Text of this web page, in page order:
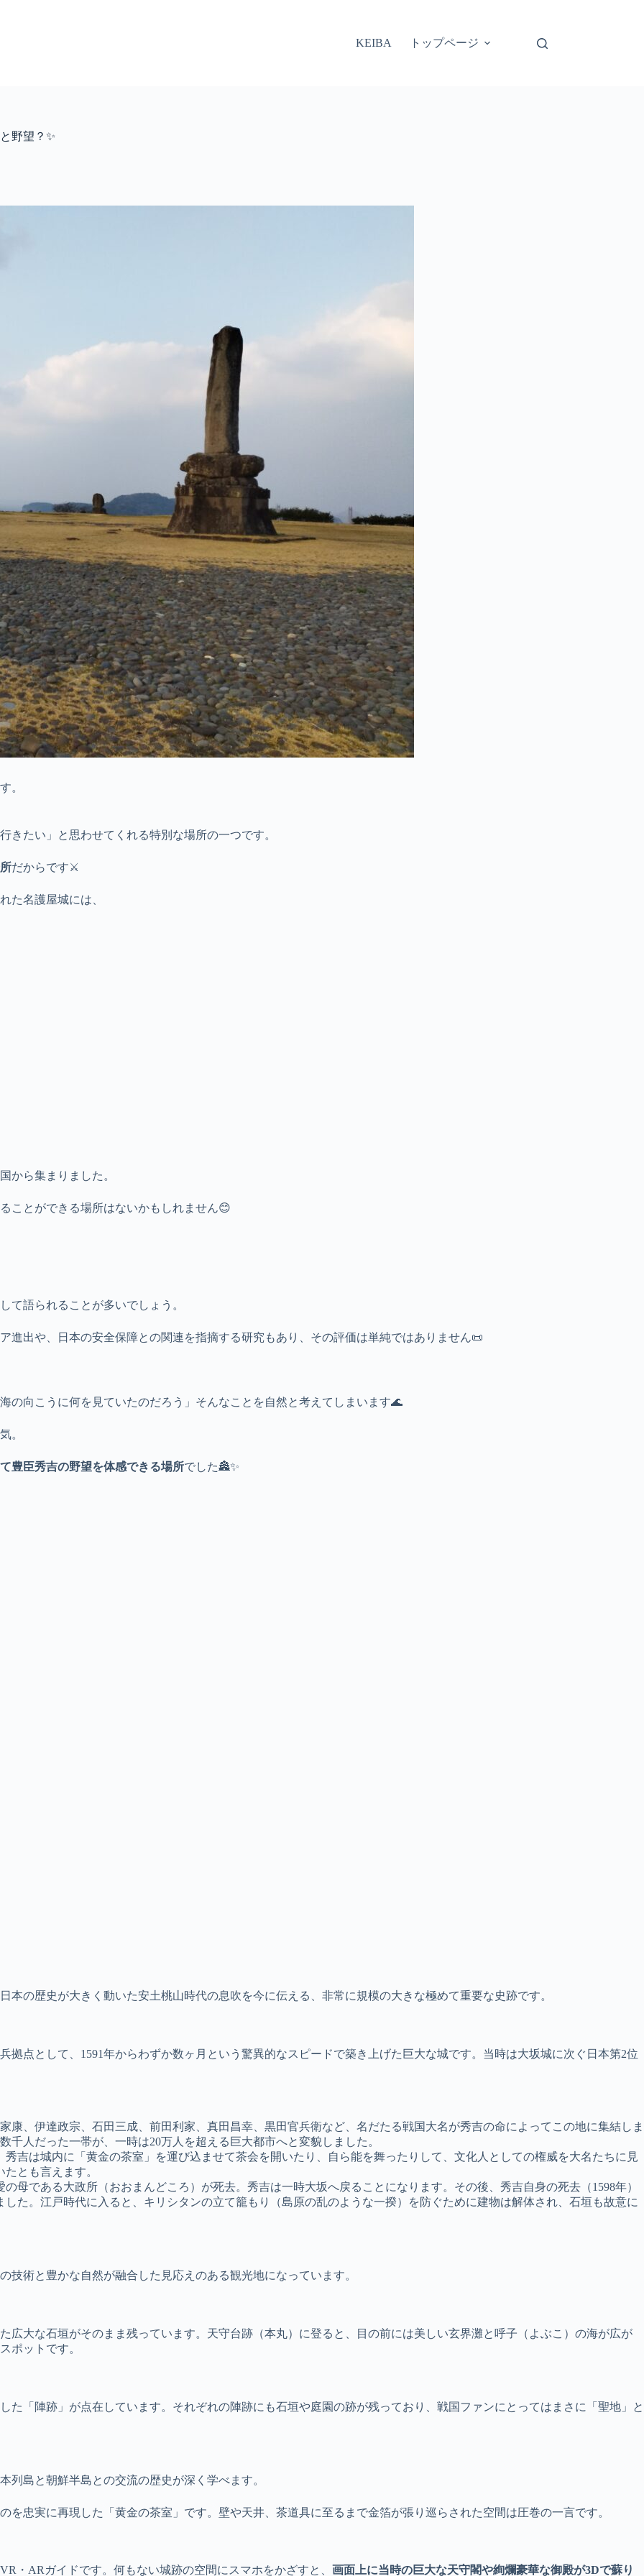
KEIBA トップページ
野望？✨
。
たい」と思わせてくれる特別な場所の一つです。
だからです⚔️
た名護屋城には、
から集まりました。
ことができる場所はないかもしれません😊
て語られることが多いでしょう。
進出や、日本の安全保障との関連を指摘する研究もあり、その評価は単純ではありません📜
の向こうに何を見ていたのだろう」そんなことを自然と考えてしまいます🌊
。
豊臣秀吉の野望を体感できる場所でした🏯✨
の歴史が大きく動いた安土桃山時代の息吹を今に伝える、非常に規模の大きな極めて重要な史跡です。
拠点として、1591年からわずか数ヶ月という驚異的なスピードで築き上げた巨大な城です。当時は大坂城に次ぐ日本第2位
康、伊達政宗、石田三成、前田利家、真田昌幸、黒田官兵衛など、名だたる戦国大名が秀吉の命によってこの地に集結しま
千人だった一帯が、一時は20万人を超える巨大都市へと変貌しました。
秀吉は城内に「黄金の茶室」を運び込ませて茶会を開いたり、自ら能を舞ったりして、文化人としての権威を大名たちに見
とも言えます。
母である大政所（おおまんどころ）が死去。秀吉は一時大坂へ戻ることになります。その後、秀吉自身の死去（1598年）
た。江戸時代に入ると、キリシタンの立て籠もり（島原の乱のような一揆）を防ぐために建物は解体され、石垣も故意に
術と豊かな自然が融合した見応えのある観光地になっています。
広大な石垣がそのまま残っています。天守台跡（本丸）に登ると、目の前には美しい玄界灘と呼子（よぶこ）の海が広が
ポットです。
た「陣跡」が点在しています。それぞれの陣跡にも石垣や庭園の跡が残っており、戦国ファンにとってはまさに「聖地」と
列島と朝鮮半島との交流の歴史が深く学べます。
を忠実に再現した「黄金の茶室」です。壁や天井、茶道具に至るまで金箔が張り巡らされた空間は圧巻の一言です。
・ARガイドです。何もない城跡の空間にスマホをかざすと、 画面上に当時の巨大な天守閣や絢爛豪華な御殿が3Dで蘇り